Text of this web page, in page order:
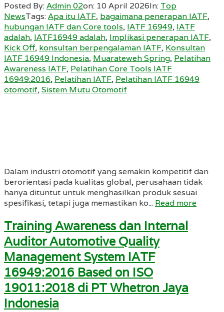
Posted By:Admin 02on: 10 April 2026In: Top
NewsTags:Apa itu IATF, bagaimana penerapan IATF,
hubungan IATF dan Core tools, IATF 16949, IATF
adalah, IATF16949 adalah, Implikasi penerapan IATF,
Kick Off, konsultan berpengalaman IATF, Konsultan
IATF 16949 Indonesia, Muarateweh Spring, Pelatihan
Awareness IATF, Pelatihan Core Tools IATF
16949:2016, Pelatihan IATF, Pelatihan IATF 16949
otomotif,Sistem Mutu Otomotif
Dalam industri otomotif yang semakin kompetitif dan
berorientasi pada kualitas global, perusahaan tidak
hanya dituntut untuk menghasilkan produk sesuai
spesifikasi, tetapi juga memastikan ko... Read more
Training Awareness dan Internal
Auditor Automotive Quality
Management System IATF
16949:2016 Based on ISO
19011:2018 di PT Whetron Jaya
Indonesia